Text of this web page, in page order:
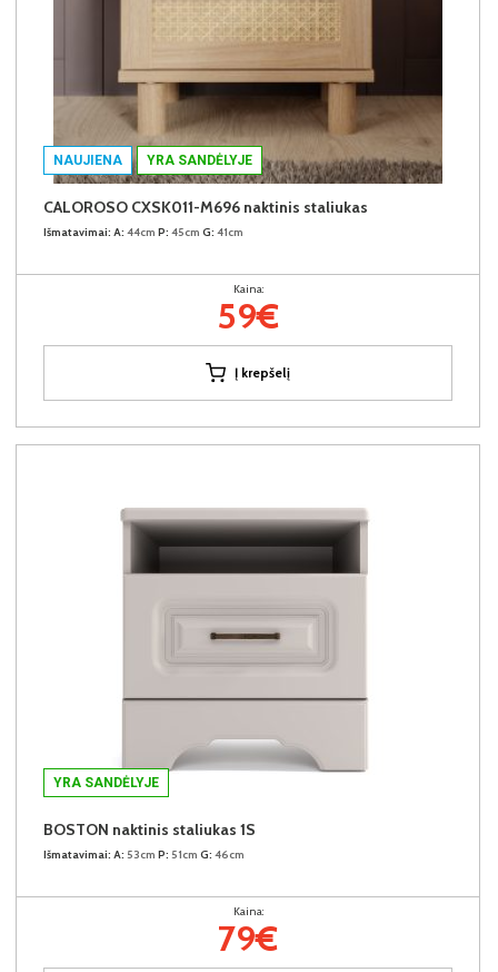
NAUJIENA YRA SANDĖLYJE
CALOROSO CXSK011-M696 naktinis staliukas
Išmatavimai: A: 44cm P: 45cm G: 41cm
Kaina:
59€
Į krepšelį
YRA SANDĖLYJE
BOSTON naktinis staliukas 1S
Išmatavimai: A: 53cm P: 51cm G: 46cm
Kaina:
79€